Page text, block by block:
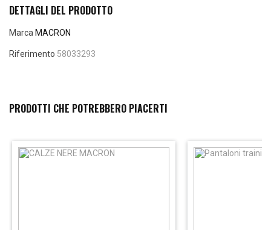
DETTAGLI DEL PRODOTTO
Marca MACRON
Riferimento 58033293
PRODOTTI CHE POTREBBERO PIACERTI